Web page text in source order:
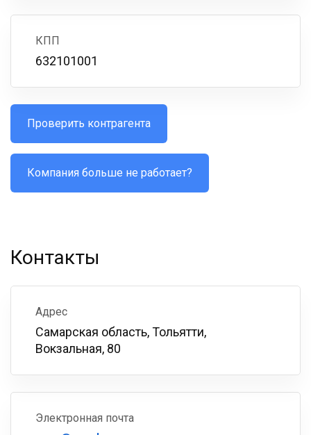
КПП
632101001
Проверить контрагента
Компания больше не работает?
Контакты
Адрес
Самарская область, Тольятти,
Вокзальная, 80
Электронная почта